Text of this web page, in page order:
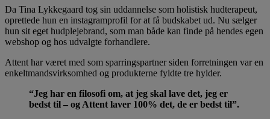
Da Tina Lykkegaard tog sin uddannelse som holistisk hudterapeut,
oprettede hun en instagramprofil for at få budskabet ud. Nu sælger
hun sit eget hudplejebrand, som man både kan finde på hendes egen
webshop og hos udvalgte forhandlere.
Attent har været med som sparringspartner siden forretningen var en
enkeltmandsvirksomhed og produkterne fyldte tre hylder.
“Jeg har en filosofi om, at jeg skal lave det, jeg er
bedst til – og Attent laver 100% det, de er bedst til”.